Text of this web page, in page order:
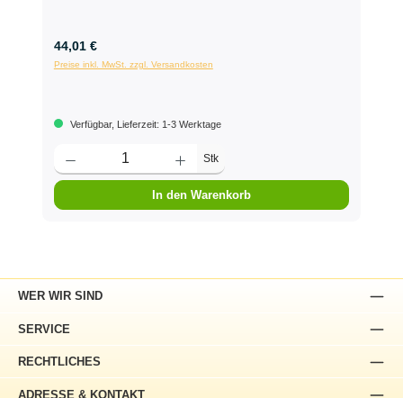
44,01 €
Preise inkl. MwSt. zzgl. Versandkosten
Verfügbar, Lieferzeit: 1-3 Werktage
Stk
In den Warenkorb
ADRESSE & KONTAKT
WER WIR SIND
SERVICE
RECHTLICHES